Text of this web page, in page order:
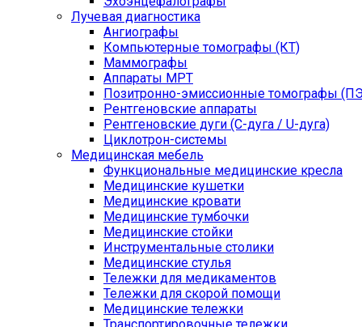
Лучевая диагностика
Ангиографы
Компьютерные томографы (КТ)
Маммографы
Аппараты МРТ
Позитронно-эмиссионные томографы
Рентгеновские аппараты
Рентгеновские дуги (С-дуга / U-дуга)
Циклотрон-системы
Медицинская мебель
Функциональные медицинские кресла
Медицинские кушетки
Медицинские кровати
Медицинские тумбочки
Медицинские стойки
Инструментальные столики
Медицинские стулья
Тележки для медикаментов
Тележки для скорой помощи
Медицинские тележки